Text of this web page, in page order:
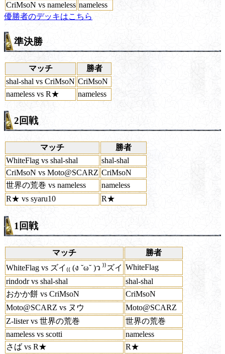
CriMsoN vs nameless nameless
優勝者のデッキはこちら
準決勝
マッチ
勝者
shal-shal vs CriMsoN CriMsoN
nameless vs R★
nameless
2回戦
マッチ
勝者
WhiteFlag vs shal-shal
shal-shal
CriMsoN vs Moto@SCARZ CriMsoN
世界の荒巻 vs nameless
nameless
R★ vs syaru10
R★
1回戦
マッチ
勝者
WhiteFlag vs ズイ₍₍ (ง ˘ω˘ )ว ⁾⁾ズイ WhiteFlag
rindodr vs shal-shal
shal-shal
おかか餅 vs CriMsoN
CriMsoN
Moto@SCARZ vs ヌウ
Moto@SCARZ
Z-lister vs 世界の荒巻
世界の荒巻
nameless vs scotti
nameless
さば vs R★
R★